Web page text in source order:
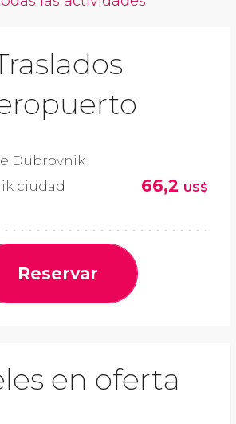
Dubrovnik
ciudad
66,2 US$
Reservar
en oferta